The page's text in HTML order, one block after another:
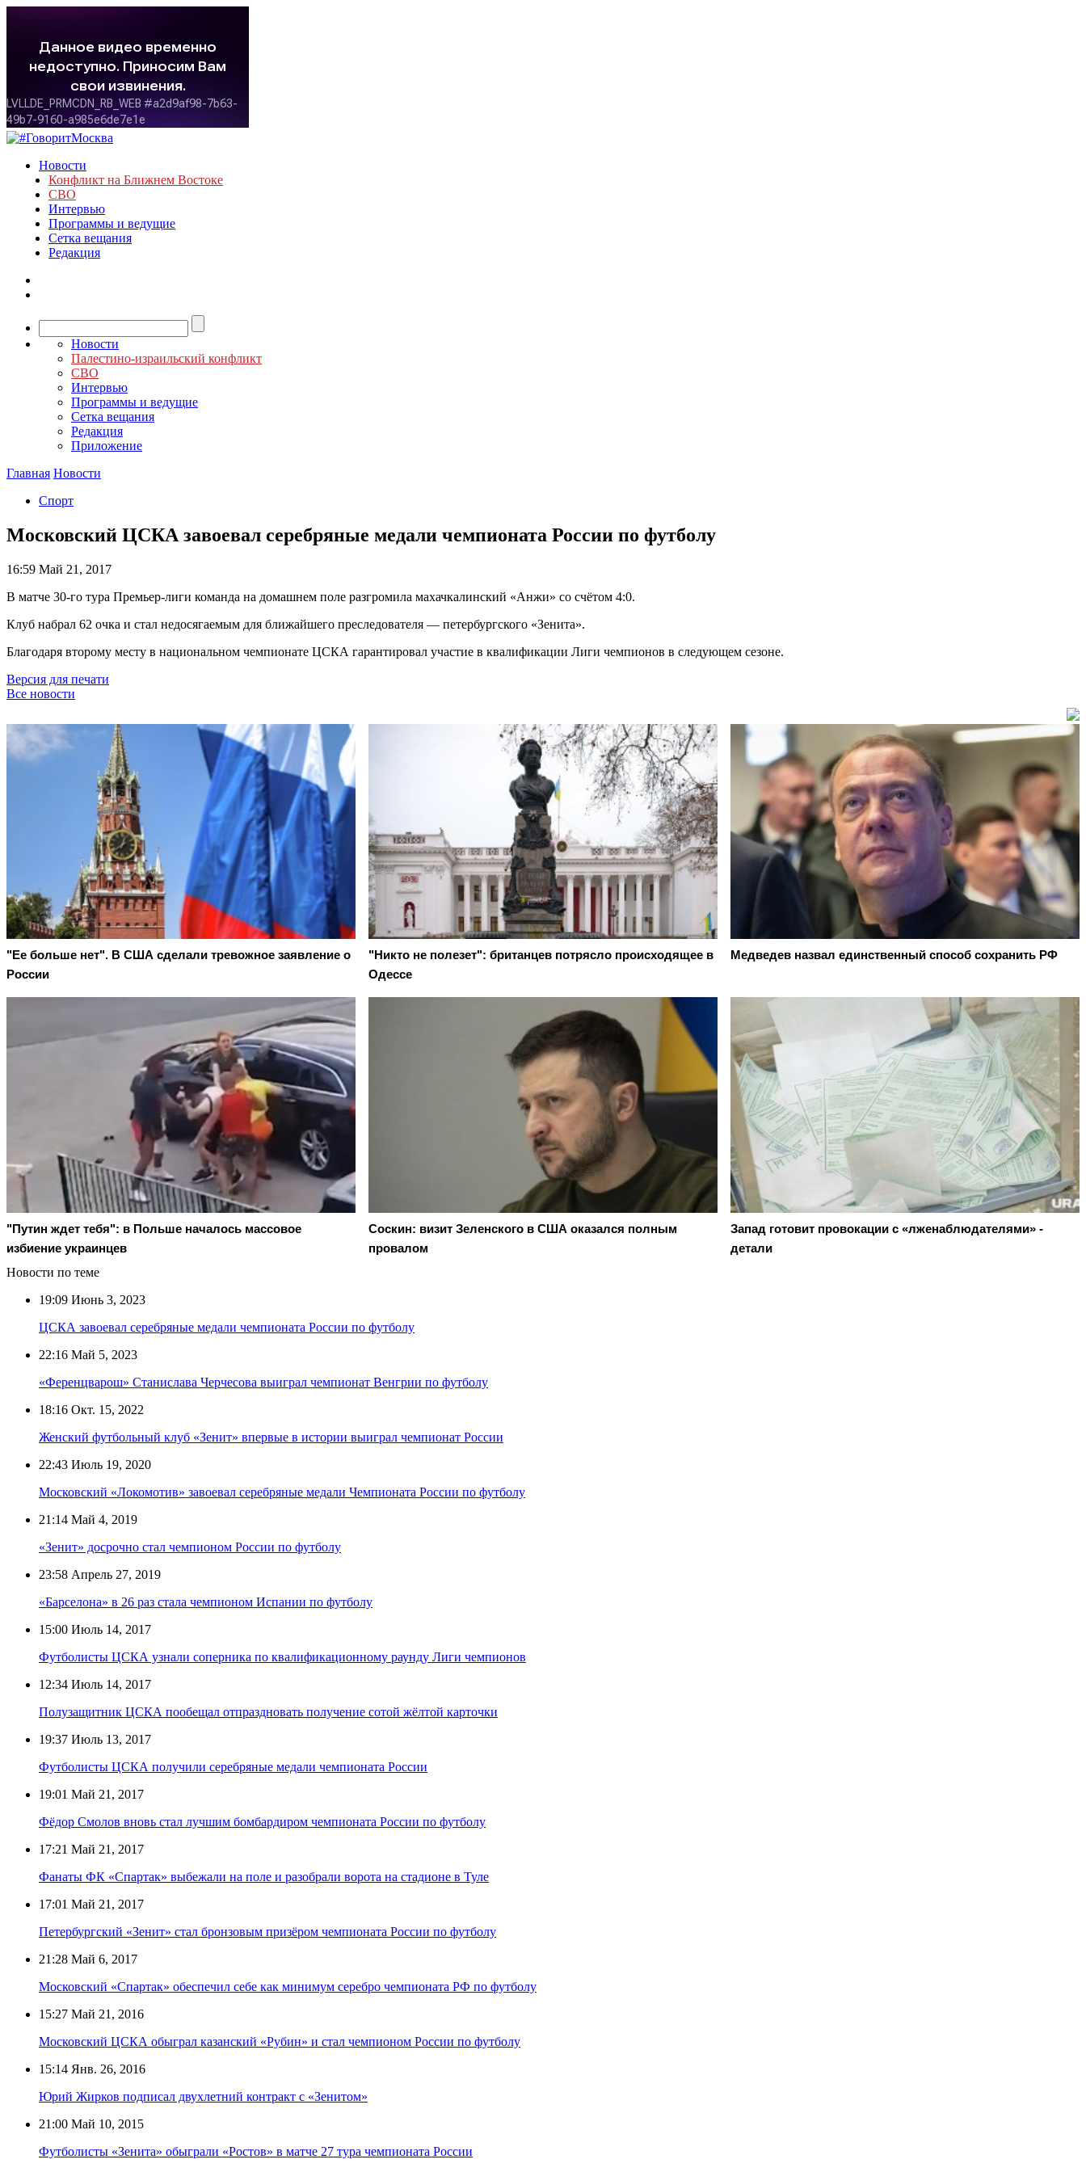
Новости
Конфликт на Ближнем Востоке
СВО
Интервью
Программы и ведущие
Сетка вещания
Редакция
Новости
Палестино-израильский конфликт
СВО
Интервью
Программы и ведущие
Сетка вещания
Редакция
Приложение
Главная Новости
Спорт
Московский ЦСКА завоевал серебряные медали чемпионата России по футболу
16:59 Май 21, 2017
В матче 30-го тура Премьер-лиги команда на домашнем поле разгромила махачкалинский «Анжи» со счётом 4:0.
Клуб набрал 62 очка и стал недосягаемым для ближайшего преследователя — петербургского «Зенита».
Благодаря второму месту в национальном чемпионате ЦСКА гарантировал участие в квалификации Лиги чемпионов в следующем сезоне.
Версия для печати
Все новости
"Ее больше нет". В США сделали тревожное заявление о
России
"Никто не полезет": британцев потрясло происходящее в
Одессе
Медведев назвал единственный способ сохранить РФ
"Путин ждет тебя": в Польше началось массовое
избиение украинцев
Соскин: визит Зеленского в США оказался полным
провалом
Запад готовит провокации с «лженаблюдателями» -
детали
Новости по теме
19:09 Июнь 3, 2023
ЦСКА завоевал серебряные медали чемпионата России по футболу
22:16 Май 5, 2023
«Ференцварош» Станислава Черчесова выиграл чемпионат Венгрии по футболу
18:16 Окт. 15, 2022
Женский футбольный клуб «Зенит» впервые в истории выиграл чемпионат России
22:43 Июль 19, 2020
Московский «Локомотив» завоевал серебряные медали Чемпионата России по футболу
21:14 Май 4, 2019
«Зенит» досрочно стал чемпионом России по футболу
23:58 Апрель 27, 2019
«Барселона» в 26 раз стала чемпионом Испании по футболу
15:00 Июль 14, 2017
Футболисты ЦСКА узнали соперника по квалификационному раунду Лиги чемпионов
12:34 Июль 14, 2017
Полузащитник ЦСКА пообещал отпраздновать получение сотой жёлтой карточки
19:37 Июль 13, 2017
Футболисты ЦСКА получили серебряные медали чемпионата России
19:01 Май 21, 2017
Фёдор Смолов вновь стал лучшим бомбардиром чемпионата России по футболу
17:21 Май 21, 2017
Фанаты ФК «Спартак» выбежали на поле и разобрали ворота на стадионе в Туле
17:01 Май 21, 2017
Петербургский «Зенит» стал бронзовым призёром чемпионата России по футболу
21:28 Май 6, 2017
Московский «Спартак» обеспечил себе как минимум серебро чемпионата РФ по футболу
15:27 Май 21, 2016
Московский ЦСКА обыграл казанский «Рубин» и стал чемпионом России по футболу
15:14 Янв. 26, 2016
Юрий Жирков подписал двухлетний контракт с «Зенитом»
21:00 Май 10, 2015
Футболисты «Зенита» обыграли «Ростов» в матче 27 тура чемпионата России